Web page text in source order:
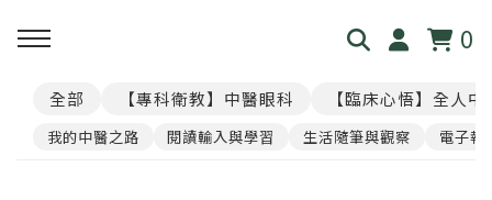
0
回主選單
回主選單
回主選單
回主選單
回主選單
全部 【專科衛教】中醫眼科 【臨床心悟】全人中
我的中醫之路 閱讀輸入與學習 生活隨筆與觀察 電子報